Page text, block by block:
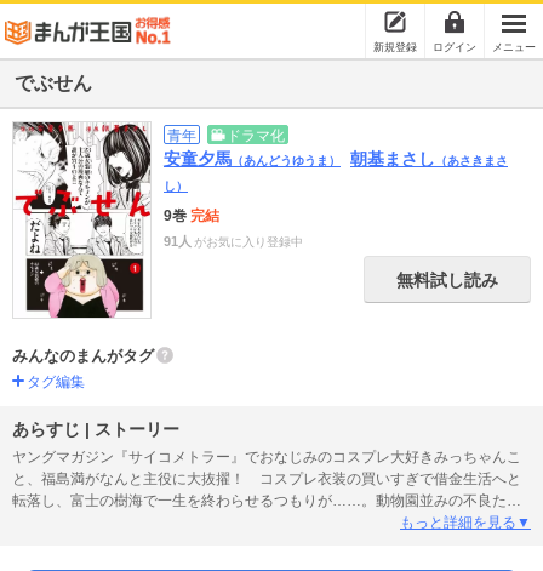
新規登録 ログイン メニュー
でぶせん
青年 ドラマ化
安童夕馬 （あんどうゆうま） 朝基まさし （あさきまさ
し）
9巻 完結
91人 がお気に入り登録中
無料試し読み
みんなのまんがタグ
タグ編集
あらすじ | ストーリー
ヤングマガジン『サイコメトラー』でおなじみのコスプレ大好きみっちゃんこ
と、福島満がなんと主役に大抜擢！ コスプレ衣装の買いすぎで借金生活へと
転落し、富士の樹海で一生を終わらせるつもりが……。動物園並みの不良たち
であふれかえるサファリパーク校に教師として赴任しちゃった!? 不良生徒を指
もっと詳細を見る▼